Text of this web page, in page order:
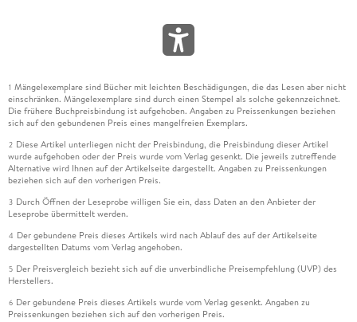
1 Mängelexemplare sind Bücher mit leichten Beschädigungen, die das Lesen aber nicht
einschränken. Mängelexemplare sind durch einen Stempel als solche gekennzeichnet.
Die frühere Buchpreisbindung ist aufgehoben. Angaben zu Preissenkungen beziehen
sich auf den gebundenen Preis eines mangelfreien Exemplars.
2 Diese Artikel unterliegen nicht der Preisbindung, die Preisbindung dieser Artikel
wurde aufgehoben oder der Preis wurde vom Verlag gesenkt. Die jeweils zutreffende
Alternative wird Ihnen auf der Artikelseite dargestellt. Angaben zu Preissenkungen
beziehen sich auf den vorherigen Preis.
3 Durch Öffnen der Leseprobe willigen Sie ein, dass Daten an den Anbieter der
Leseprobe übermittelt werden.
4 Der gebundene Preis dieses Artikels wird nach Ablauf des auf der Artikelseite
dargestellten Datums vom Verlag angehoben.
5 Der Preisvergleich bezieht sich auf die unverbindliche Preisempfehlung (UVP) des
Herstellers.
6 Der gebundene Preis dieses Artikels wurde vom Verlag gesenkt. Angaben zu
Preissenkungen beziehen sich auf den vorherigen Preis.